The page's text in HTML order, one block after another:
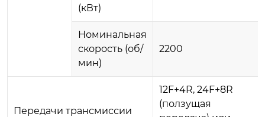
(кВт)
Номинальная
скорость (об/
мин)
2200
Передачи трансмиссии
12F+4R, 24F+8R
(ползущая